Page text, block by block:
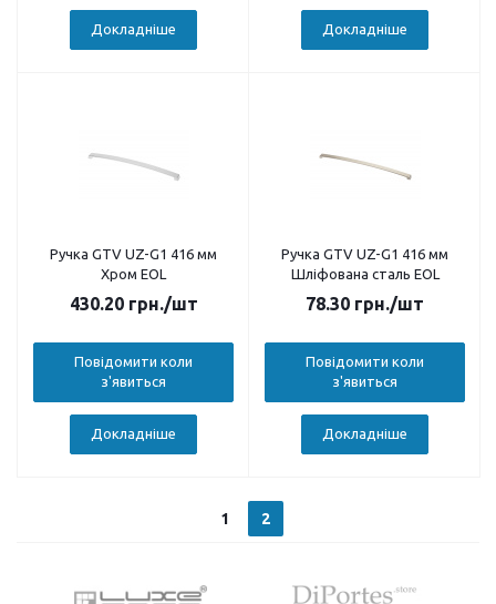
Докладніше Докладніше
Ручка GTV UZ-G1 416 мм
Хром EOL
430.20грн./шт
Повідомити коли
з'явиться
Докладніше
Ручка GTV UZ-G1 416 мм
Шліфована сталь EOL
78.30 грн./шт
Повідомити коли
з'явиться
Докладніше
1 2